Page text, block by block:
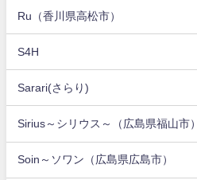
Ru（香川県高松市）
S4H
Sarari(さらり)
Sirius～シリウス～（広島県福山市）
Soin～ソワン（広島県広島市）